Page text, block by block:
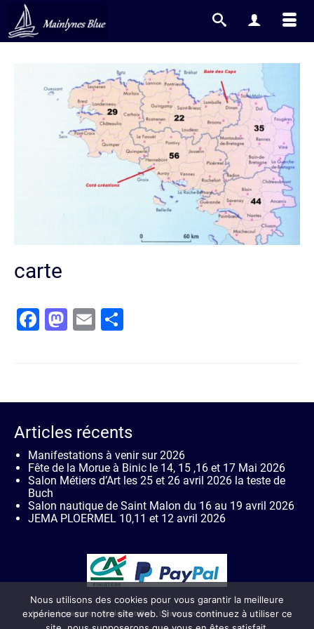
carte
Facebook
Mastodon
Email
Articles récents
Manifestations à venir sur 2026
Fête de la Morue à Binic le 14, 15 ,16 et 17 Mai 2026
Salon Métiers d’Art les 25 et 26 avril 2026 la teste de
Buch
Salon nautique de Saint Malon du 16 au 19 avril 2026
JEMA PLOERMEL 10,11 et 12 avril 2026
Moyen de paiement Guide des tailles Livraison en France
Nous utilisons des cookies pour vous garantir la meilleure
expérience sur notre site web. Si vous continuez à utiliser ce